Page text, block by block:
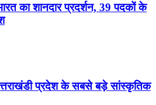
का शानदार प्रदर्शन, 39 पदकों के
प्रदेश के सबसे बड़े सांस्कृतिक